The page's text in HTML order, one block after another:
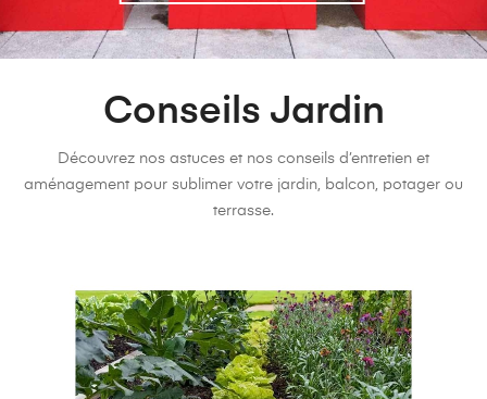
Conseils Jardin
Découvrez nos astuces et nos conseils d’entretien et
aménagement pour sublimer votre jardin, balcon, potager ou
terrasse.